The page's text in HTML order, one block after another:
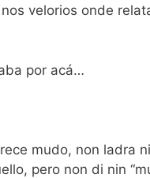
velorios onde
por acá…
mudo, non ladra
pero non di nin